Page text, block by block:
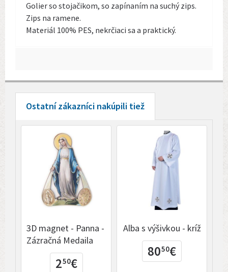
Golier so stojačikom, so zapínaním na suchý zips.
Zips na ramene.
Materiál 100% PES, nekrčiaci sa a praktický.
Ostatní zákazníci nakúpili tiež
3D magnet - Panna -
Zázračná Medaila
250€
Alba s výšivkou - kríž
8050€